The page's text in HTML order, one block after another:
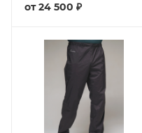
от24 500 ₽